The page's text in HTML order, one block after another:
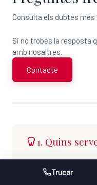
Consulta els dubtes
Si no trobes la resposta
amb nosaltres.
Contacte
1. Quins
la pestanya
Trucar